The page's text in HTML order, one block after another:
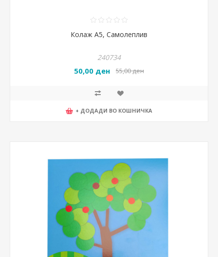
Колаж А5, Самолеплив
240734
50,00 ден 55,00 ден
+ ДОДАДИ ВО КОШНИЧКА